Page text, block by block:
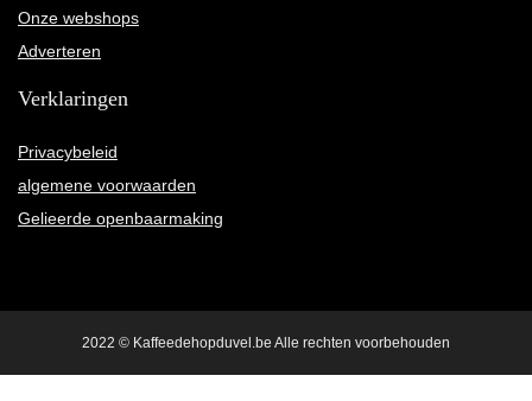
Onze webshops
Adverteren
Verklaringen
Privacybeleid
algemene voorwaarden
Gelieerde openbaarmaking
2022 © Kaffeedehopduvel.be Alle rechten voorbehouden